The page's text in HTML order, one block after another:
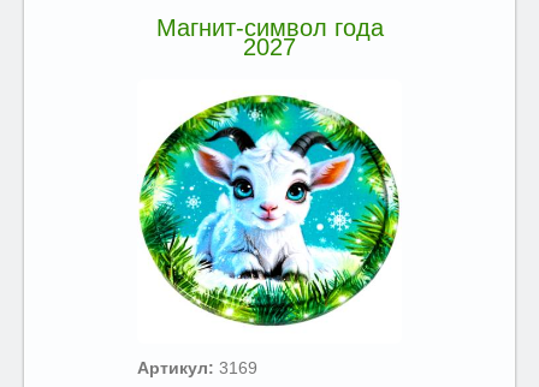
Магнит-символ года
2027
Артикул: 3169